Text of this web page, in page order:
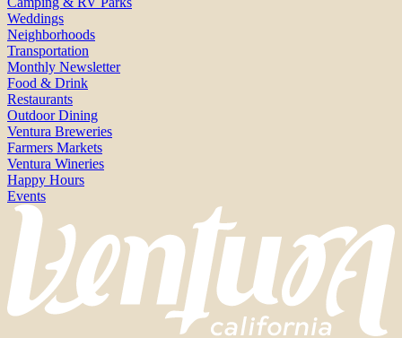
Weddings
Neighborhoods
Transportation
Monthly Newsletter
Food & Drink
Restaurants
Outdoor Dining
Ventura Breweries
Farmers Markets
Ventura Wineries
Happy Hours
Events